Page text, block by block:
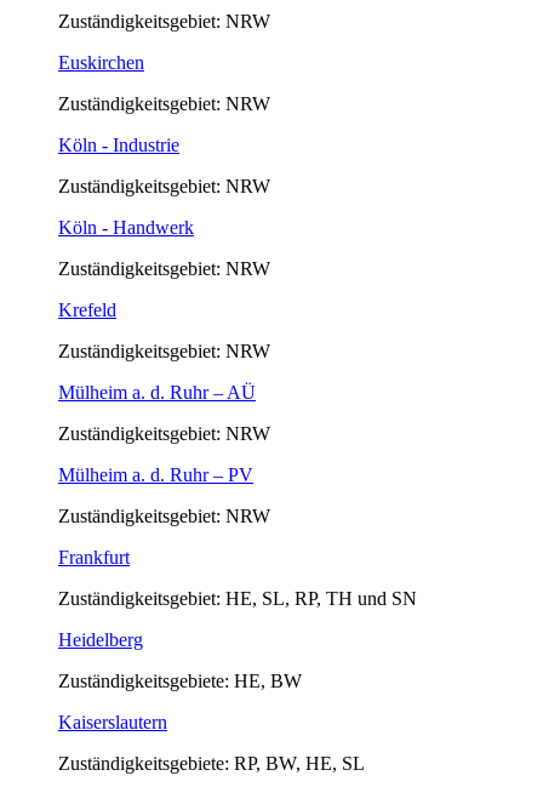
Zuständigkeitsgebiet: NRW
Euskirchen
Zuständigkeitsgebiet: NRW
Köln - Industrie
Zuständigkeitsgebiet: NRW
Köln - Handwerk
Zuständigkeitsgebiet: NRW
Krefeld
Zuständigkeitsgebiet: NRW
Mülheim a. d. Ruhr – AÜ
Zuständigkeitsgebiet: NRW
Mülheim a. d. Ruhr – PV
Zuständigkeitsgebiet: NRW
Frankfurt
Zuständigkeitsgebiet: HE, SL, RP, TH und SN
Heidelberg
Zuständigkeitsgebiete: HE, BW
Kaiserslautern
Zuständigkeitsgebiete: RP, BW, HE, SL